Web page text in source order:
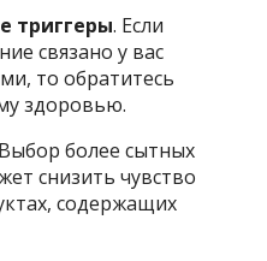
триггеры. Если
связано у вас
то обратитесь
здоровью.
более сытных
снизить чувство
содержащих